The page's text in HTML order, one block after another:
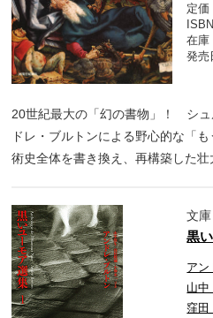
定価
ISBN
在庫
発売
20世紀最大の「幻の書物」！ シュ
ドレ・ブルトンによる野心的な「
術史全体を書き換え、再構築した壮
文
黒
アン
山
窪